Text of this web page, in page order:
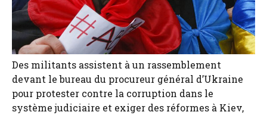
Des militants assistent à un rassemblement
devant le bureau du procureur général d’Ukraine
pour protester contre la corruption dans le
système judiciaire et exiger des réformes à Kiev,